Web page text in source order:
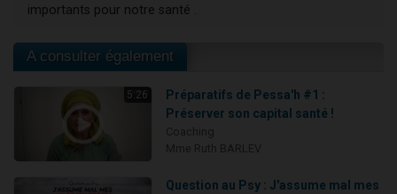
importants pour notre santé .
A consulter également
5:26
Préparatifs de Pessa'h #1 :
Préserver son capital santé !
Question au Psy : J'assume mal mes